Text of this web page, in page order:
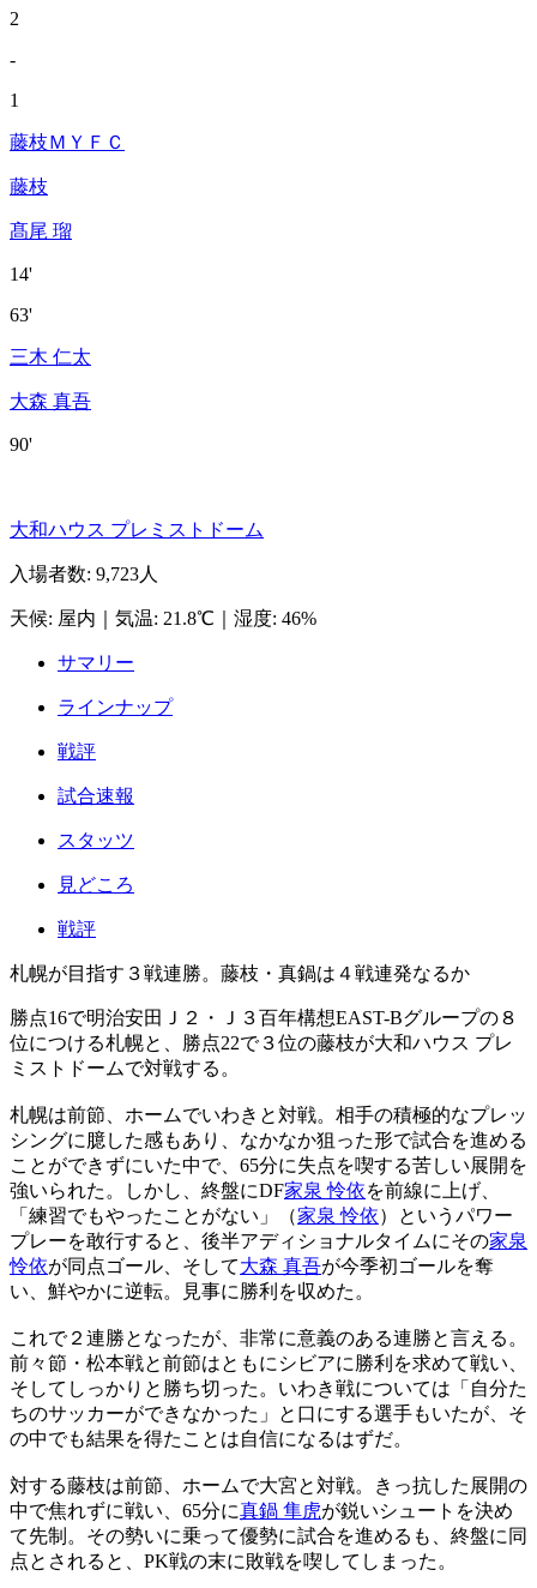
2
-
1
藤枝ＭＹＦＣ
藤枝
髙尾 瑠
14'
63'
三木 仁太
大森 真吾
90'
大和ハウス プレミストドーム
入場者数: 9,723人
天候: 屋内 気温: 21.8℃ 湿度: 46%
サマリー
ラインナップ
戦評
試合速報
スタッツ
見どころ
戦評
札幌が目指す３戦連勝。藤枝・真鍋は４戦連発なるか
勝点16で明治安田Ｊ２・Ｊ３百年構想EAST-Bグループの８
位につける札幌と、勝点22で３位の藤枝が大和ハウス プレ
ミストドームで対戦する。
札幌は前節、ホームでいわきと対戦。相手の積極的なプレッ
シングに臆した感もあり、なかなか狙った形で試合を進める
ことができずにいた中で、65分に失点を喫する苦しい展開を
強いられた。しかし、終盤にDF家泉 怜依を前線に上げ、
「練習でもやったことがない」（家泉 怜依）というパワー
プレーを敢行すると、後半アディショナルタイムにその家泉
怜依が同点ゴール、そして大森 真吾が今季初ゴールを奪
い、鮮やかに逆転。見事に勝利を収めた。
これで２連勝となったが、非常に意義のある連勝と言える。
前々節・松本戦と前節はともにシビアに勝利を求めて戦い、
そしてしっかりと勝ち切った。いわき戦については「自分た
ちのサッカーができなかった」と口にする選手もいたが、そ
の中でも結果を得たことは自信になるはずだ。
対する藤枝は前節、ホームで大宮と対戦。きっ抗した展開の
中で焦れずに戦い、65分に真鍋 隼虎が鋭いシュートを決め
て先制。その勢いに乗って優勢に試合を進めるも、終盤に同
点とされると、PK戦の末に敗戦を喫してしまった。